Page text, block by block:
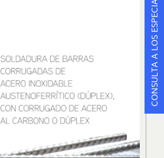
CONSULTA A LOS ESPECIALISTAS